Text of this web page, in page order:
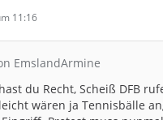
11:16
EmslandArmine
du Recht, Scheiß DFB
wären ja Tennisbälle